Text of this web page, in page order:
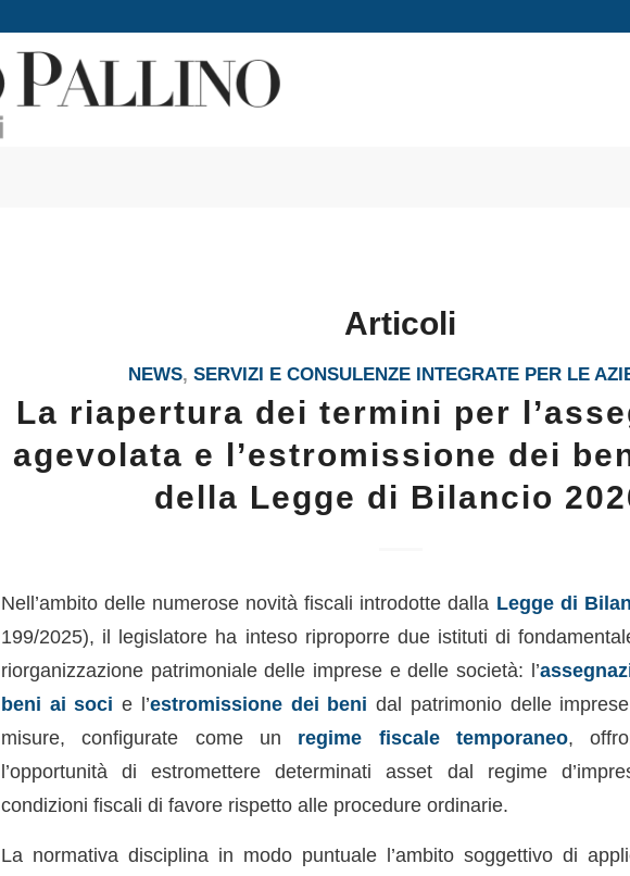
Articoli
NEWS, SERVIZI E CONSULENZE INTEGRATE PER LE
La riapertura dei termini per
agevolata e l’estromissione dei
della Legge di Bilancio
Nell’ambito delle numerose novità fiscali introdotte dalla Legge di
199/2025), il legislatore ha inteso riproporre due istituti di
riorganizzazione patrimoniale delle imprese e delle società: l’
beni ai soci e l’estromissione dei beni dal patrimonio delle
misure, configurate come un regime fiscale temporaneo,
l’opportunità di estromettere determinati asset dal regime
condizioni fiscali di favore rispetto alle procedure ordinarie.
La normativa disciplina in modo puntuale l’ambito soggettivo di